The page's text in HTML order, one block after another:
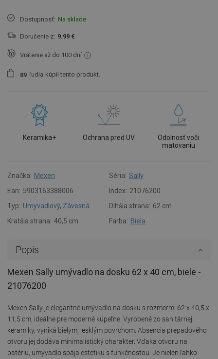
Dostupnosť: Na sklade
Doručenie z: 9.99 €
Vrátenie až do 100 dní
89 ľudia kúpil tento produkt.
Keramika+ Ochrana pred UV
Odolnosť voči
matovaniu
Značka: Mexen Séria: Sally
Ean: 5903163388006 Index: 21076200
Typ: Umyvadlový, Závesná Dlhšia strana: 62 cm
Kratšia strana: 40,5 cm Farba: Biela
Popis
Mexen Sally umývadlo na dosku 62 x 40 cm, biele -
21076200
Mexen Sally je elegantné umývadlo na dosku s rozmermi 62 x 40,5 x
11,5 cm, ideálne pre moderné kúpeľne. Vyrobené zo sanitárnej
keramiky, vyniká bielym, lesklým povrchom. Absencia prepadového
otvoru jej dodáva minimalistický charakter. Vďaka otvoru na
batériu, umývadlo spája estetiku s funkčnosťou. Je nielen ľahko